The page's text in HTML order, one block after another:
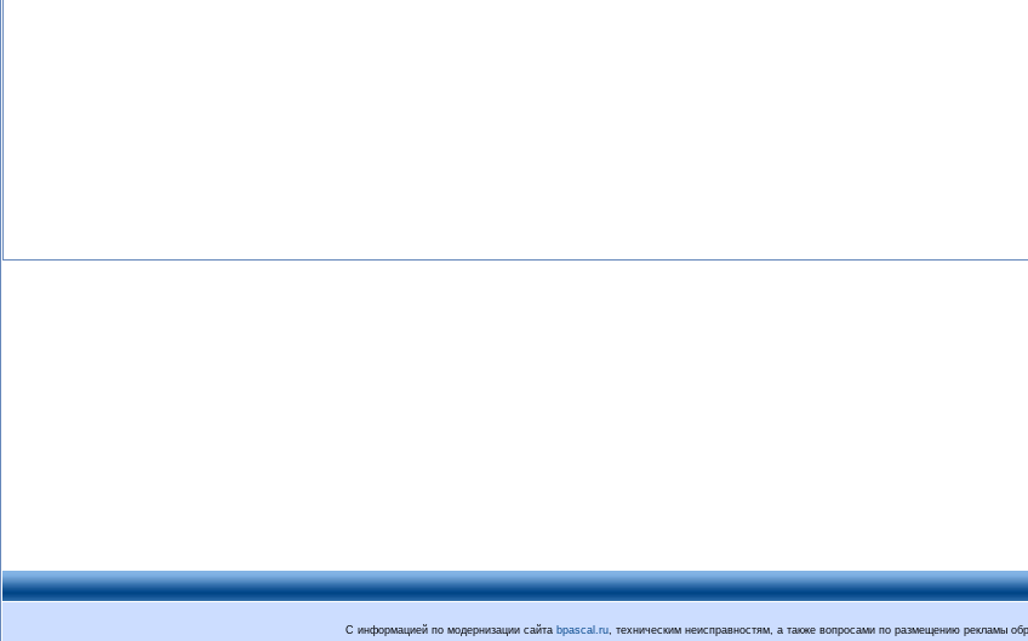
С информацией по модернизации сайта bpascal.ru, техническим неисправностям, а также вопросами по размещению рекламы